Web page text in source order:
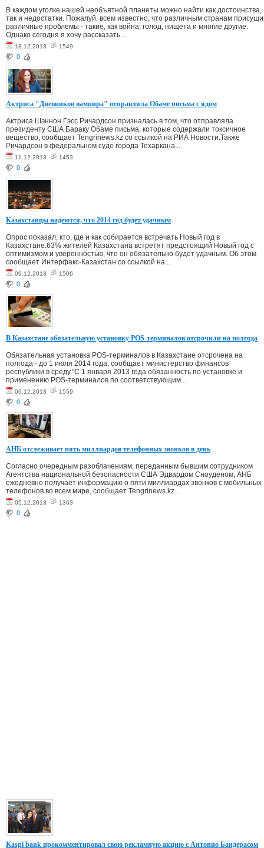
В каждом уголке нашей необъятной планеты можно найти как достоинства,
так и недостатки. Пожалуй, всем известно, что различным странам присущи
различные проблемы - такие, как война, голод, нищета и многие другие.
Однако сегодня я хочу рассказать...
18.12.2013 1549
0
Актриса "Дневников вампира" отправляла Обаме письма с ядом
Актриса Шэннон Гэсс Ричардсон призналась в том, что отправляла
президенту США Бараку Обаме письма, которые содержали токсичное
вещество, сообщает Tengrinews.kz со ссылкой на РИА Новости.Также
Ричардсон в федеральном суде города Техаркана...
11.12.2013 1453
0
Казахстанцы надеются, что 2014 год будет удачным
Опрос показал, кто, где и как собирается встречать Новый год в
Казахстане.63% жителей Казахстана встретят предстоящий Новый год с
оптимизмом и уверенностью, что он обязательно будет удачным. Об этом
сообщает Интерфакс-Казахстан со ссылкой на...
09.12.2013 1506
0
В Казахстане обязательную установку POS-терминалов отсрочили на полгода
Обязательная установка POS-терминалов в Казахстане отсрочена на
полгода - до 1 июля 2014 года, сообщает министерство финансов
республики в среду."С 1 января 2013 года обязанность по установке и
применению POS-терминалов по соответствующим...
06.12.2013 1559
0
АНБ отслеживает пять миллиардов телефонных звонков в день
Согласно очередным разоблачениям, переданным бывшим сотрудником
Агентства национальной безопасности США Эдвардом Сноуденом, АНБ
ежедневно получает информацию о пяти миллиардах звонков с мобильных
телефонов во всем мире, сообщает Tengrinews.kz...
05.12.2013 1363
0
Kaspi bank прокомментировал свою рекламную акцию с Антонио Бандерасом